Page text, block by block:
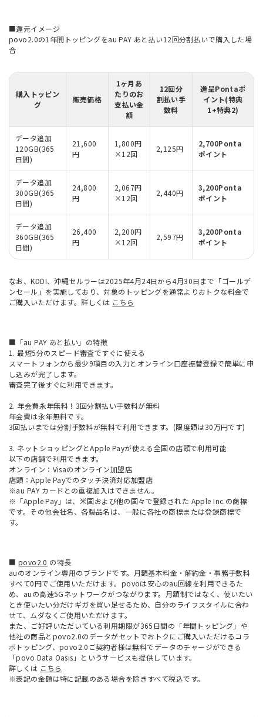
■還元イメージ
povo2.0の1年間トッピングをau PAY あと払い12回分割払いで購入した場
合
購入トッピン
グ
販売価格
1ヶ月あ
たりのお
支払い金
額
12回分
割払い手
数料
進呈Pontaポ
イント(特典
1+特典2)
データ追加
120GB(365
日間)
21,600
円
1,800円
×12回
2,125円
2,700Ponta
ポイント
データ追加
300GB(365
日間)
24,800
円
2,067円
×12回
2,440円
3,200Ponta
ポイント
データ追加
360GB(365
日間)
26,400
円
2,200円
×12回
2,597円
3,200Ponta
ポイント
なお、KDDI、沖縄セルラーは2025年4月24日から4月30日まで「ゴールデ
ンセール」を実施しており、対象のトッピングを通常よりおトクな料金で
ご購入いただけます。詳しくは こちら
■「au PAY あと払い」の特徴
1. 最短5分のスピード審査ですぐに使える
スマートフォンから最少9項目の入力とオンライン口座振替登録で簡単に申
し込みが完了します。
審査完了後すぐに利用できます。
2. 年会費永年無料！3回分割払い手数料が無料
年会費は永年無料です。
3回払いまでは分割手数料が無料で利用できます。(限度額は30万円です)
3. ネットショッピングとApple Payが使える全国の店頭で利用可能
以下の店舗で利用できます。
オンライン：Visaのオンライン加盟店
店頭：Apple Payでのタッチ決済対応加盟店
※au PAY カードとの重複加入はできません。
※「Apple Pay」は、米国および他の国々で登録された Apple Inc.の商標
です。その他会社名、各製品名は、一般に各社の商標または登録商標で
す。
■ povo2.0 の特長
auのオンライン専用のブランドです。月額基本料金・解約金・事務手数料
すべて0円でご使用いただけます。povoは安心のau回線を利用できるた
め、auの高速5Gネットワークがつながります。月額制ではなく、使いたい
とき使いたい分だけギガを買い足せるため、自分のライフスタイルに合わ
せて、ムダなくご使用いただけます。
また、ご好評いただいている利用期限が365日間の「年間トッピング」や
他社の商品とpovo2.0のデータがセットでおトクにご購入いただけるコラ
ボトッピング、povo2.0ご契約者様は無料でデータのチャージができる
「povo Data Oasis」というサービスも提供しています。
詳しくは こちら
※表記の金額は特に記載のある場合を除きすべて税込です。